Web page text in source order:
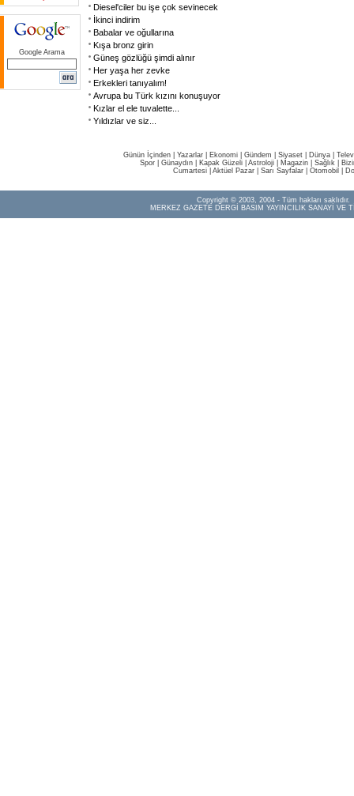
Google Arama
Diesel'ciler bu işe çok sevinecek
İkinci indirim
Babalar ve oğullarına
Kışa bronz girin
Güneş gözlüğü şimdi alınır
Her yaşa her zevke
Erkekleri tanıyalım!
Avrupa bu Türk kızını konuşuyor
Kızlar el ele tuvalette...
Yıldızlar ve siz...
Günün İçinden Yazarlar Ekonomi Gündem Siyaset Dünya |
Spor
Günaydın Kapak Güzeli Astroloji Magazin Sağlık
Cumartesi| Aktüel Pazar| Sarı Sayfalar| Otomobil
Copyright © 2003, 2004 - Tüm hakları saklıdır.
MERKEZ GAZETE DERGİ BASIM YAYINCILIK SANAYİ VE